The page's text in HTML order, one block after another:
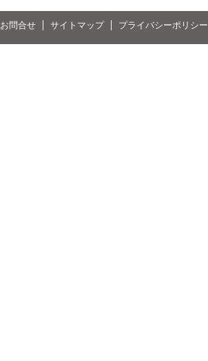
お問合せ サイトマップ プライバシーポリシー